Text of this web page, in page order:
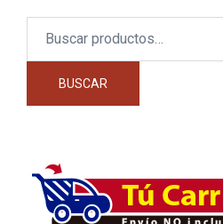
BUSCAR